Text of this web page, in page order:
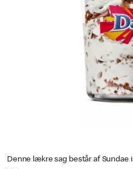
Denne lækre sag består af Sundae